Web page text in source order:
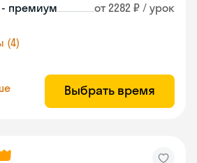
премиум от 2282 ₽ / урок
(4)
Выбрать время